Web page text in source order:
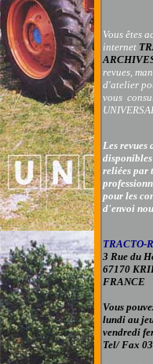
Vous êtes
internet
revues,
d'atelier
vous
Les revues
reliées par
pour les
d'envoi
TRACTO-
3 Rue du
67170
FRANCE
Vous
lundi au
vendredi
Tel/ Fax